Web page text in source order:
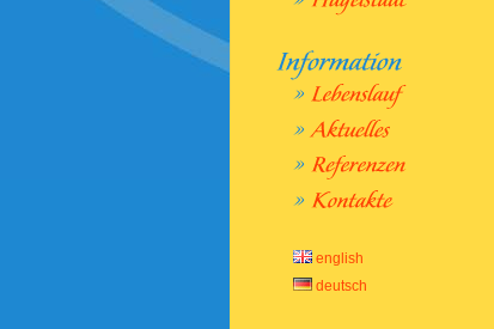
english
deutsch